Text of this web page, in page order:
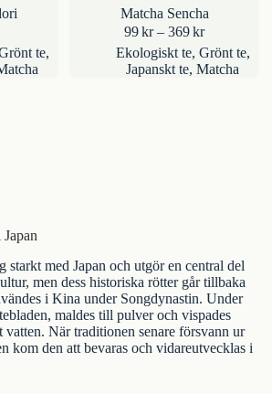
te,
Matcha Sencha
99kr – 369kr
99kr
till
Ekologiskt te, Grönt te,
Japanskt te, Matcha
starkt med Japan och utgör en central del
men dess historiska rötter går tillbaka
i Kina under Songdynastin. Under
maldes till pulver och vispades
vatten. När traditionen senare försvann ur
kom den att bevaras och vidareutvecklas i